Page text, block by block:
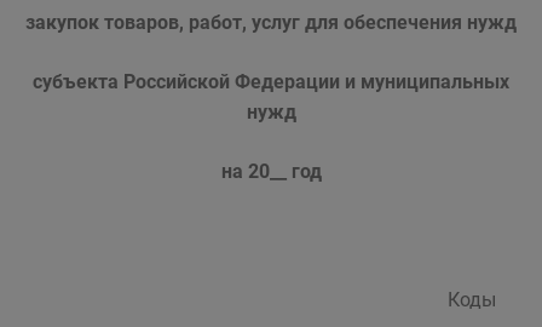
закупок товаров, работ, услуг для обеспечения нужд
субъекта Российской Федерации и муниципальных
нужд
на 20__ год
Коды